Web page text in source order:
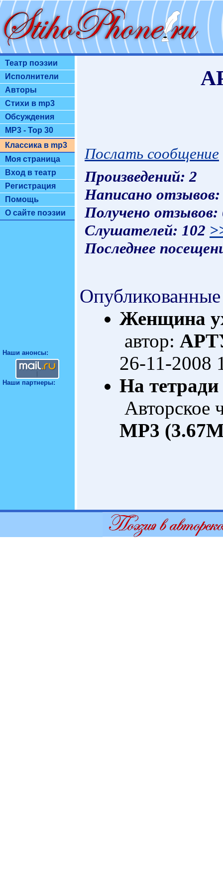
Театр поэзии
Исполнители
Авторы
Стихи в mp3
Обсуждения
MP3 - Top 30
Классика в mp3
Моя страница
Вход в театр
Регистрация
Помощь
О сайте поэзии
Наши анонсы:
Наши партнеры:
Послать сообщение
Произведений: 2
Написано
Получено
Слушателей: 102
Последнее
Женщина
автор:
26-11-2008
На
Авторское
MP3